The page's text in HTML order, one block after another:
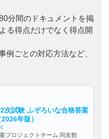
分間のドキュメントを掲
る得点だけでなく得点開
ごとの対応方法など、
次試験 ふぞろいな合格答案
年版）
プロジェクトチーム 同友館